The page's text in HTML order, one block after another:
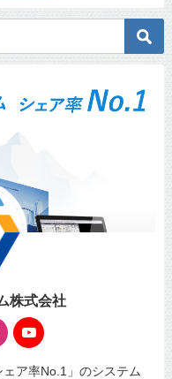
株式会社
ア率No.1」のシステム